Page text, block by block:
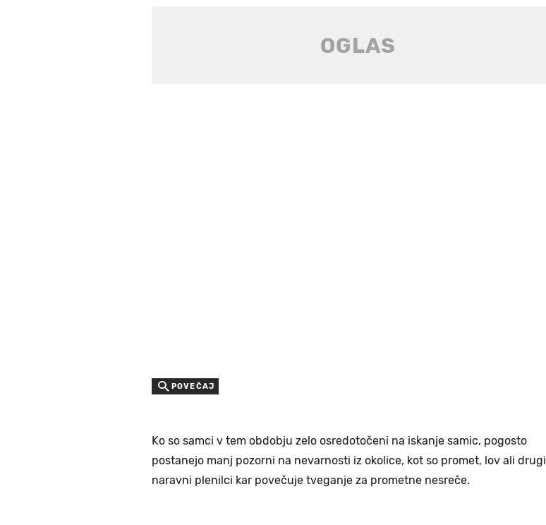
POVEČAJ
Ko so samci v tem obdobju zelo osredotočeni na iskanje samic, pogosto
postanejo manj pozorni na nevarnosti iz okolice, kot so promet, lov ali drugi
naravni plenilci kar povečuje tveganje za prometne nesreče.